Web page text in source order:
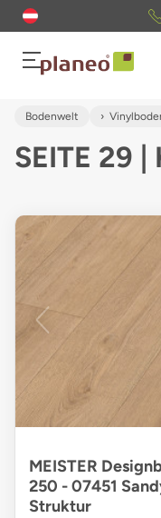
Bodenwelt
SEITE 29 |
MEISTER
250 - 07451
Struktur